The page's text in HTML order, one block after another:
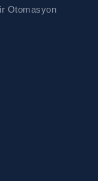
Otomasyon